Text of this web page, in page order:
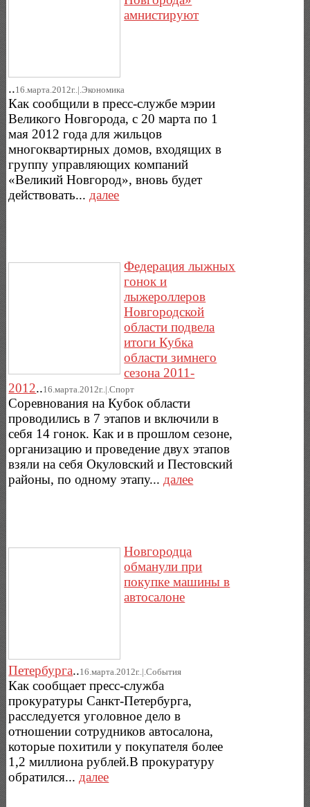
амнистируют
..16.марта.2012г..|.Экономика
Как сообщили в пресс-службе мэрии
Великого Новгорода, с 20 марта по 1
мая 2012 года для жильцов
многоквартирных домов, входящих в
группу управляющих компаний
«Великий Новгород», вновь будет
действовать... далее
Федерация лыжных
гонок и
лыжероллеров
Новгородской
области подвела
итоги Кубка
области зимнего
сезона 2011-
2012..16.марта.2012г..|.Спорт
Соревнования на Кубок области
проводились в 7 этапов и включили в
себя 14 гонок. Как и в прошлом сезоне,
организацию и проведение двух этапов
взяли на себя Окуловский и Пестовский
районы, по одному этапу...далее
Новгородца
обманули при
покупке машины в
автосалоне
Петербурга..16.марта.2012г..|.Cобытия
Как сообщает пресс-служба
прокуратуры Санкт-Петербурга,
расследуется уголовное дело в
отношении сотрудников автосалона,
которые похитили у покупателя более
1,2 миллиона рублей.В прокуратуру
обратился... далее